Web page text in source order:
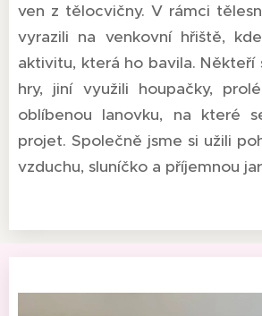
ven z tělocvičny. V rámci
vyrazili na venkovní hřiště,
aktivitu, která ho bavila. Někteří
hry, jiní využili houpačky,
oblíbenou lanovku, na které
projet. Společně jsme si užili
vzduchu, sluníčko a příjemnou